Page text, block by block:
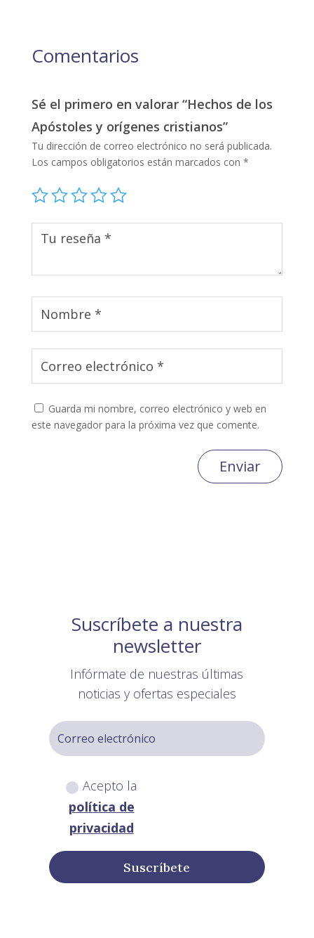
Comentarios
Sé el primero en valorar “Hechos de los
Apóstoles y orígenes cristianos”
Tu dirección de correo electrónico no será publicada.
Los campos obligatorios están marcados con *
Guarda mi nombre, correo electrónico y web en
este navegador para la próxima vez que comente.
Enviar
Suscríbete a nuestra
newsletter
Infórmate de nuestras últimas
noticias y ofertas especiales
Acepto la
política de
privacidad
Suscríbete